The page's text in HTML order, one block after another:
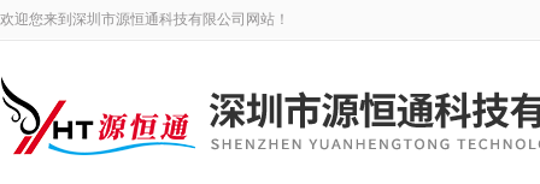
欢迎您来到深圳市源恒通科技有限公司网站！